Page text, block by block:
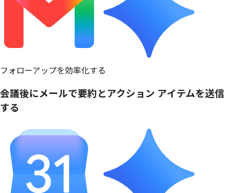
フォローアップを効率化する
会議後にメールで要約と アクション アイテムを送信
する